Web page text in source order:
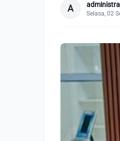
A Selasa, 02